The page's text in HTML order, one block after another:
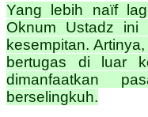
Yang lebih naïf
Oknum Ustadz ini
kesempitan.
bertugas di luar
dimanfaatkan
berselingkuh.